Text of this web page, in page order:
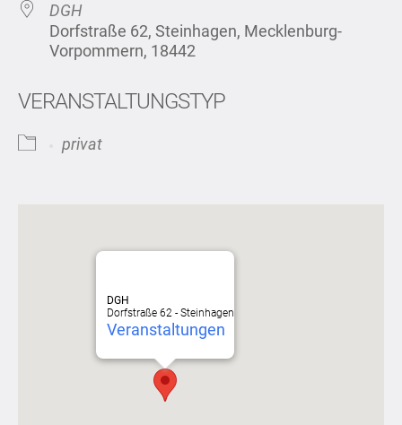
DGH
Dorfstraße 62, Steinhagen, Mecklenburg-
Vorpommern, 18442
VERANSTALTUNGSTYP
privat
DGH
Dorfstraße 62 - Steinhagen
Veranstaltungen